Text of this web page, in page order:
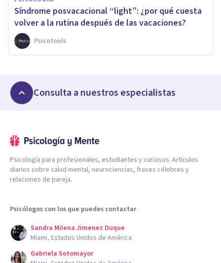
Síndrome posvacacional “light”: ¿por qué cuesta
volver a la rutina después de las vacaciones?
Psicotools
Consulta a nuestros especialistas
Psicología para profesionales, estudiantes y curiosos. Artículos
diarios sobre salud mental, neurociencias, frases célebres y
relaciones de pareja.
Psicólogos con los que puedes contactar
Sandra Milena Jimenez Duque
Miami, Estados Unidos de América
Gabriela Sotomayor